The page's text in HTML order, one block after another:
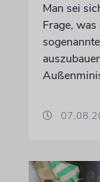
Man sei
Frage,